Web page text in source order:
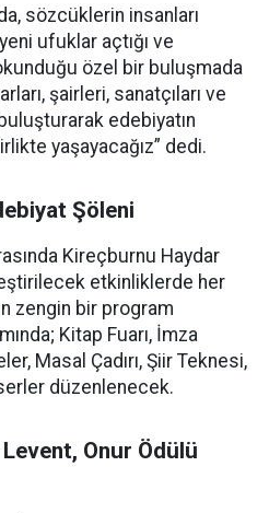
sözcüklerin insanları
ufuklar açtığı ve
özel bir buluşmada
şairleri, sanatçıları ve
edebiyatın
yaşayacağız” dedi.
Şöleni
Kireçburnu Haydar
etkinliklerde her
zengin bir program
Kitap Fuarı, İmza
Masal Çadırı, Şiir Teknesi,
düzenlenecek.
Onur Ödülü